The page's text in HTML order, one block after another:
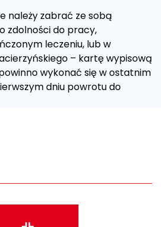
należy zabrać ze sobą
zdolności do pracy,
leczeniu, lub w
– kartę wypisową
wykonać się w ostatnim
dniu powrotu do